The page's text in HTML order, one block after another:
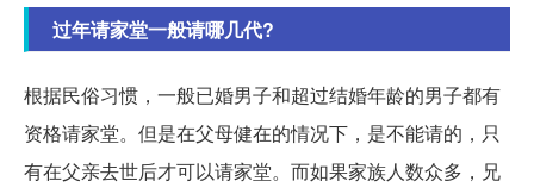
过年请家堂一般请哪几代?
根据民俗习惯，一般已婚男子和超过结婚年龄的男子都有
资格请家堂。但是在父母健在的情况下，是不能请的，只
有在父亲去世后才可以请家堂。而如果家族人数众多，兄